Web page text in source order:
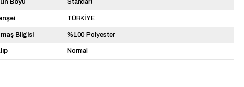
Boyu Standart
TÜRKİYE
Bilgisi %100 Polyester
Normal